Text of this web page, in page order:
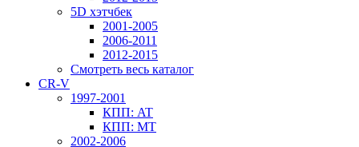
5D хэтчбек
2001-2005
2006-2011
2012-2015
Смотреть весь каталог
CR-V
1997-2001
КПП: AT
КПП: MT
2002-2006